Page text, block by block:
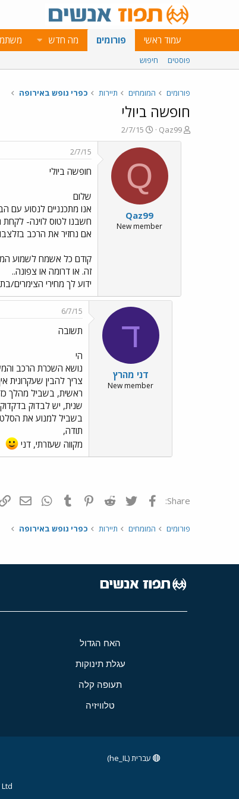
עמוד ראשי פורומים מה חדש
פוסטים חיפוש
פורומים המומחים תיירות כפרי נופש באירופה
חופשה ביולי
פ
ו
Qaz99
פ
ו
ר
ס
ב
ת
א
ר
י
2/7/15
Q
Qaz99
New member
2/7/15
חופשה ביולי
שלום
אנו מתכנניים לנסוע עם הבן שלנו (1.3) לאיזור אוסטריה זלצבורג והסביבה.
חשבנו לטוס לוינה-
אם נחזיר את הרכב
קודם כל אשמח לשמוע
זה. או דרומה או צפונה..
ידוע לך מחירי הצימרים/
ד
דני מהרץ
New member
6/7/15
תשובה
הי
נושא השכרת הרכב
צריך להבין שעקרונית
ראשית, בשביל מהלך
שנית, יש לבדוק
בשביל למנוע את
תודה,
מקווה שעזרתי, דני
Share: פייסבוק Twitter
Reddit
Pinterest
Tumblr
פורומים המומחים תיירות כפרי נופש באירופה
האח הגדול
עגלת תינוקות
תעופה קלה
טלוויזיה
עברית (he_IL)